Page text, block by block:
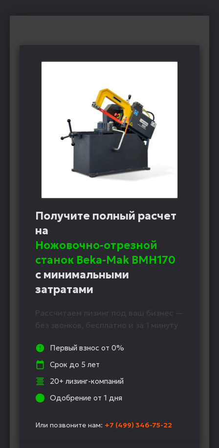
Получите полный расчет
на
Ножовочно-отрезной
станок Beka-Mak BMH170
с минимальными
затратами
Рассчитаем лизинг под ваш бизнес —
без звонков, бесплатно и за 1 минуту
Первый взнос от 0%
Срок до 5 лет
20+ лизинг-компаний
Одобрение от 1 дня
Или позвоните нам: +7 (499) 346-75-22